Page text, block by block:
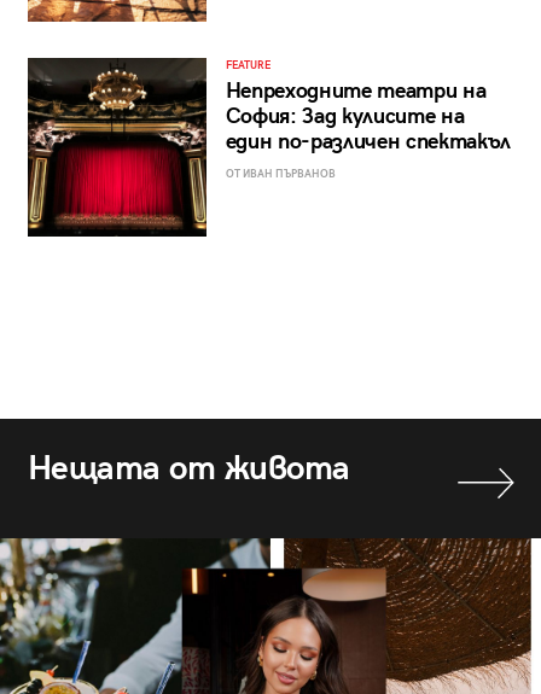
FEATURE
Непреходните театри на
София: Зад кулисите на
един по-различен спектакъл
ОТ ИВАН ПЪРВАНОВ
Нещата от живота